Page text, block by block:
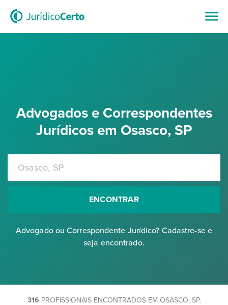
Advogados e Correspondentes
Jurídicos em Osasco, SP
ENCONTRAR
Advogado ou Correspondente Jurídico? Cadastre-se e
seja encontrado.
316 PROFISSIONAIS ENCONTRADOS EM OSASCO, SP.